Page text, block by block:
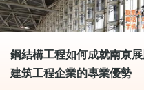
鋼結構工程如何成就南京
建筑工程企業的專業優勢